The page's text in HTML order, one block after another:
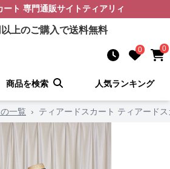
ート 専門通販サイト ティアリィ
上のご購入で送料無料
0 0
商品を検索 人気ランキング
一覧 › ティアードスカート ティアード